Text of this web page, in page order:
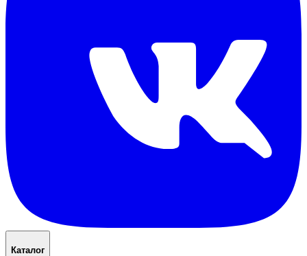
Каталог